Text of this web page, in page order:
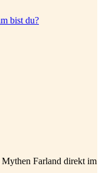
Farland direkt im